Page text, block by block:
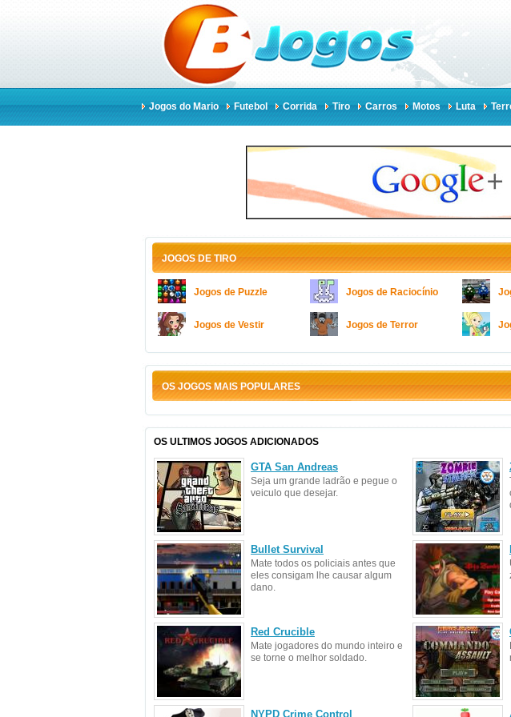
Jogos do Mario Futebol Corrida Tiro Carros Motos Luta
JOGOS DE TIRO
Jogos de Puzzle Jogos de Raciocínio
Jogos de Vestir Jogos de Terror
OS JOGOS MAIS POPULARES
OS ULTIMOS JOGOS ADICIONADOS
GTA San Andreas
Seja um grande ladrão e pegue o
veiculo que desejar.
Bullet Survival
Mate todos os policiais antes que
eles consigam lhe causar algum
dano.
Red Crucible
Mate jogadores do mundo inteiro e
se torne o melhor soldado.
NYPD Crime Control